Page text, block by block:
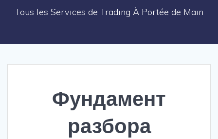
Tous les Services de Trading À Portée de Main
Фундамент
разбора